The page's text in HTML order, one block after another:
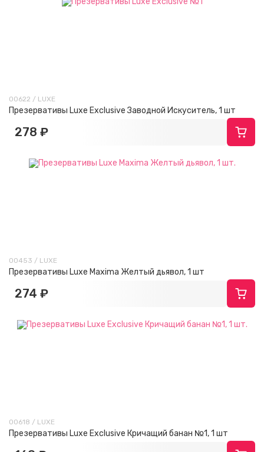
00622 / LUXE
Презервативы Luxe Exclusive Заводной Искуситель, 1 шт
278 ₽
00453 / LUXE
Презервативы Luxe Maxima Желтый дьявол, 1 шт
274 ₽
00618 / LUXE
Презервативы Luxe Exclusive Кричащий банан №1, 1 шт